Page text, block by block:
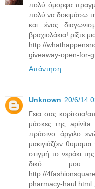
πολύ όμορφα
πολύ να δοκιμάσω
και ένας
βραχιολάκια! ρίξτε
http://
giveaway-open-for-
Απάντηση
Unknown 20/6/14
Γεια σας
μάσκες της apivita
πράσινο άργιλο
μακιγιάζ(εν
στιγμή το νεράκι
δικό μου
http://
pharmacy-haul.html